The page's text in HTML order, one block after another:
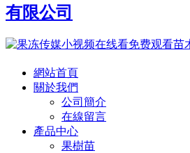
有限公司
網站首頁
關於我們
公司簡介
在線留言
產品中心
果樹苗